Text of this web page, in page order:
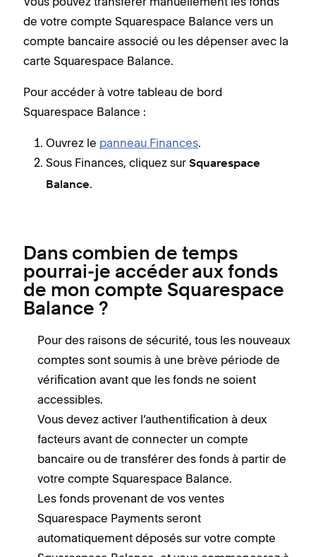
de votre compte Squarespace Balance vers un
compte bancaire associé ou les dépenser avec la
carte Squarespace Balance.
Pour accéder à votre tableau de bord
Squarespace Balance :
Ouvrez le panneau Finances.
Sous Finances, cliquez sur Squarespace
Balance.
Dans combien de temps
pourrai-je accéder aux fonds
de mon compte Squarespace
Balance ?
Pour des raisons de sécurité, tous les nouveaux
comptes sont soumis à une brève période de
vérification avant que les fonds ne soient
accessibles.
Vous devez activer l’authentification à deux
facteurs avant de connecter un compte
bancaire ou de transférer des fonds à partir de
votre compte Squarespace Balance.
Les fonds provenant de vos ventes
Squarespace Payments seront
automatiquement déposés sur votre compte